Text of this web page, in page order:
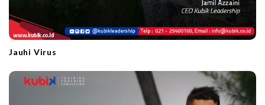
Jauhi Virus